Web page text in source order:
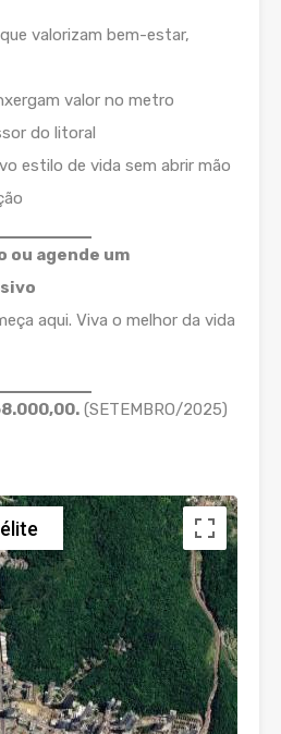
valorizam bem-estar,
valor no metro
do litoral
estilo de vida sem abrir mão
ou agende um
aqui. Viva o melhor da vida
(SETEMBRO/2025)